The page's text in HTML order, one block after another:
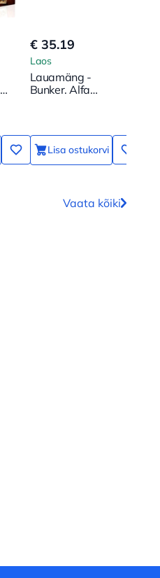
€ 35.19
Laos
Lauamäng -
Bunker. Alfa
Lisa ostukorvi
Vaata kõiki